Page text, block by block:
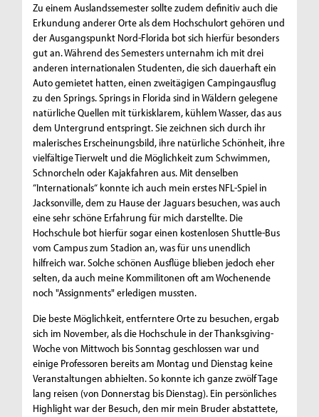
Zu einem Auslandssemester sollte zudem definitiv auch die
Erkundung anderer Orte als dem Hochschulort gehören und
der Ausgangspunkt Nord-Florida bot sich hierfür besonders
gut an. Während des Semesters unternahm ich mit drei
anderen internationalen Studenten, die sich dauerhaft ein
Auto gemietet hatten, einen zweitägigen Campingausflug
zu den Springs. Springs in Florida sind in Wäldern gelegene
natürliche Quellen mit türkisklarem, kühlem Wasser, das aus
dem Untergrund entspringt. Sie zeichnen sich durch ihr
malerisches Erscheinungsbild, ihre natürliche Schönheit, ihre
vielfältige Tierwelt und die Möglichkeit zum Schwimmen,
Schnorcheln oder Kajakfahren aus. Mit denselben
“Internationals“ konnte ich auch mein erstes NFL-Spiel in
Jacksonville, dem zu Hause der Jaguars besuchen, was auch
eine sehr schöne Erfahrung für mich darstellte. Die
Hochschule bot hierfür sogar einen kostenlosen Shuttle-Bus
vom Campus zum Stadion an, was für uns unendlich
hilfreich war. Solche schönen Ausflüge blieben jedoch eher
selten, da auch meine Kommilitonen oft am Wochenende
noch "Assignments" erledigen mussten.
Die beste Möglichkeit, entferntere Orte zu besuchen, ergab
sich im November, als die Hochschule in der Thanksgiving-
Woche von Mittwoch bis Sonntag geschlossen war und
einige Professoren bereits am Montag und Dienstag keine
Veranstaltungen abhielten. So konnte ich ganze zwölf Tage
lang reisen (von Donnerstag bis Dienstag). Ein persönliches
Highlight war der Besuch, den mir mein Bruder abstattete,